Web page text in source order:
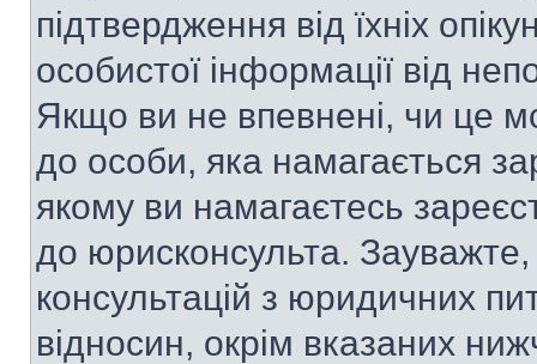
підтвердження від їхніх
особистої інформації від
Якщо ви не впевнені, чи це
до особи, яка намагається
якому ви намагаєтесь
до юрисконсульта.
консультацій з юридичних
відносин, окрім вказаних